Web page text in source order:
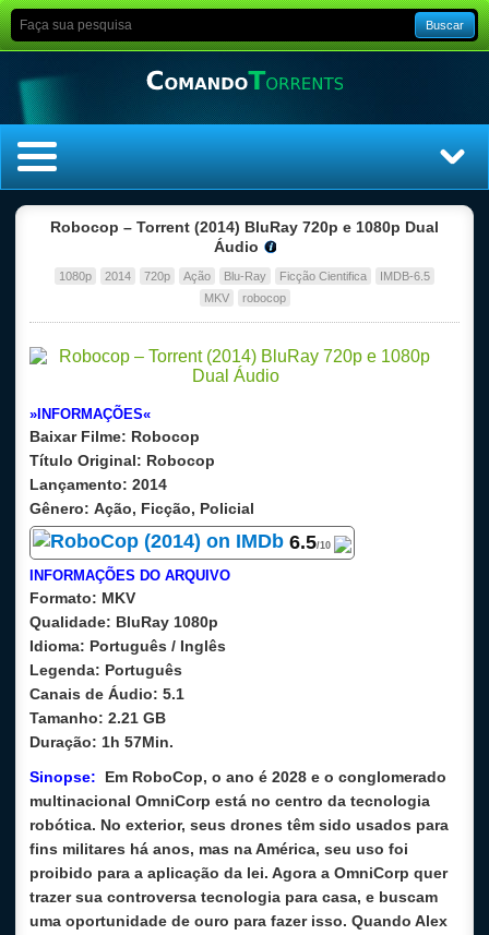
Buscar
Filmes
Robocop – Torrent (2014) BluRay 720p e 1080p Dual
Áudio
1080p 2014 720p Ação Blu-Ray Ficção Cientifica
IMDB-6.5
MKV
robocop
»INFORMAÇÕES«
Baixar Filme: Robocop
Título Original: Robocop
Lançamento: 2014
Gênero: Ação, Ficção, Policial
6.5/10
INFORMAÇÕES DO ARQUIVO
Formato: MKV
Qualidade: BluRay 1080p
Idioma: Português / Inglês
Legenda: Português
Canais de Áudio: 5.1
Tamanho: 2.21 GB
Duração: 1h 57Min.
Sinopse:
Em RoboCop, o ano é 2028 e o conglomerado
multinacional OmniCorp está no centro da tecnologia
robótica. No exterior, seus drones têm sido usados para
fins militares há anos, mas na América, seu uso foi
proibido para a aplicação da lei. Agora a OmniCorp quer
trazer sua controversa tecnologia para casa, e buscam
uma oportunidade de ouro para fazer isso. Quando Alex